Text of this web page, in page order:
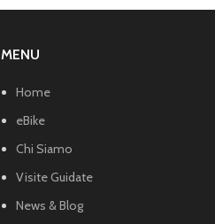
MENU
Home
eBike
Chi Siamo
Visite Guidate
News & Blog